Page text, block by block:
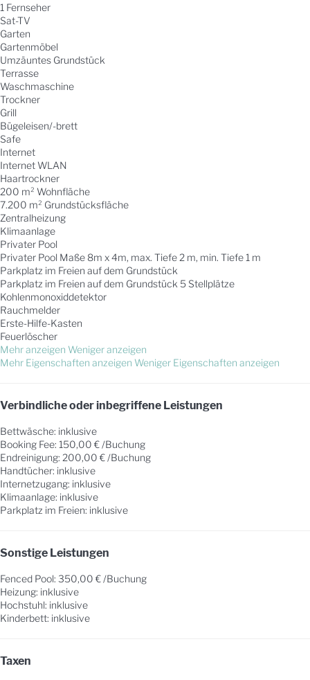
1 Fernseher
Sat-TV
Garten
Gartenmöbel
Umzäuntes Grundstück
Terrasse
Waschmaschine
Trockner
Grill
Bügeleisen/-brett
Safe
Internet
Internet WLAN
Haartrockner
200 m² Wohnfläche
7.200 m² Grundstücksfläche
Zentralheizung
Klimaanlage
Privater Pool
Privater Pool Maße 8m x 4m, max. Tiefe 2 m, min. Tiefe 1 m
Parkplatz im Freien auf dem Grundstück
Parkplatz im Freien auf dem Grundstück 5 Stellplätze
Kohlenmonoxiddetektor
Rauchmelder
Erste-Hilfe-Kasten
Feuerlöscher
Mehr anzeigen Weniger anzeigen
Mehr Eigenschaften anzeigen Weniger Eigenschaften anzeigen
Verbindliche oder inbegriffene Leistungen
Bettwäsche: inklusive
Booking Fee: 150,00 € /Buchung
Endreinigung: 200,00 € /Buchung
Handtücher: inklusive
Internetzugang: inklusive
Klimaanlage: inklusive
Parkplatz im Freien: inklusive
Sonstige Leistungen
Fenced Pool: 350,00 € /Buchung
Heizung: inklusive
Hochstuhl: inklusive
Kinderbett: inklusive
Taxen